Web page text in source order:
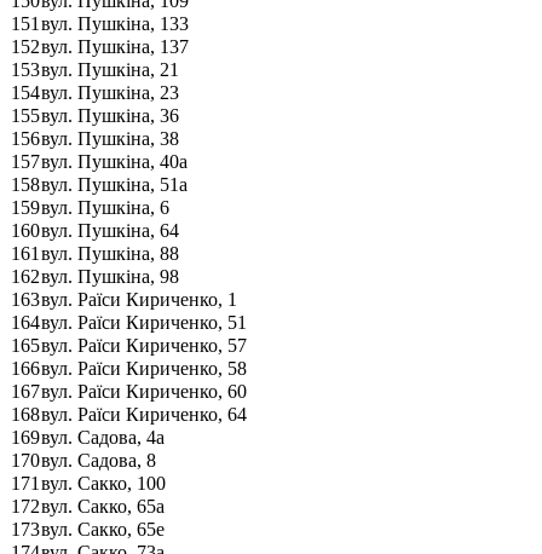
151 вул. Пушкіна, 133
152вул. Пушкіна, 137
153вул. Пушкіна, 21
154вул. Пушкіна, 23
155вул. Пушкіна, 36
156вул. Пушкіна, 38
157вул. Пушкіна, 40а
158вул. Пушкіна, 51а
159вул. Пушкіна, 6
160вул. Пушкіна, 64
161 вул. Пушкіна, 88
162вул. Пушкіна, 98
163вул. Раїси Кириченко, 1
164вул. Раїси Кириченко, 51
165вул. Раїси Кириченко, 57
166вул. Раїси Кириченко, 58
167вул. Раїси Кириченко, 60
168вул. Раїси Кириченко, 64
169вул. Садова, 4а
170вул. Садова, 8
171 вул. Сакко, 100
172вул. Сакко, 65а
173вул. Сакко, 65е